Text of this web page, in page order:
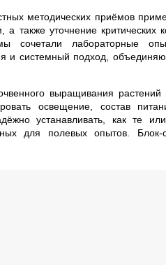
методических приёмов
также уточнение критических
сочетали лабораторные
и системный подход,
выращивания растений
освещение, состав
устанавливать, как те
для полевых опытов. Блок-